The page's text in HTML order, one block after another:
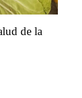
de la